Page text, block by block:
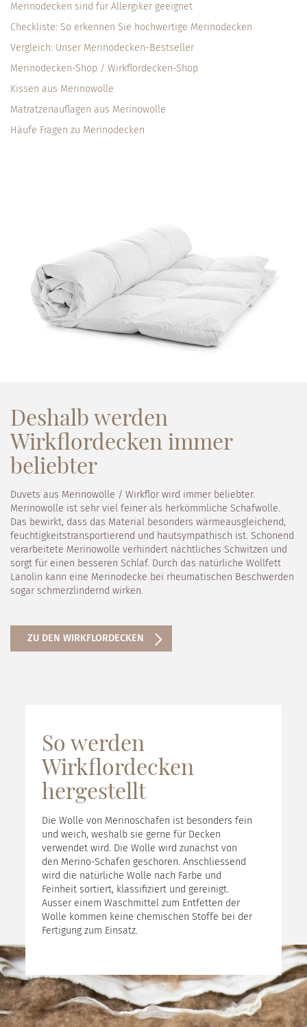
Merinodecken sind für Allergiker geeignet
Checkliste: So erkennen Sie hochwertige Merinodecken
Vergleich: Unser Merinodecken-Bestseller
Merinodecken-Shop / Wirkflordecken-Shop
Kissen aus Merinowolle
Matratzenauflagen aus Merinowolle
Häufe Fragen zu Merinodecken
Deshalb werden
Wirkflordecken immer
beliebter
Duvets aus Merinowolle / Wirkflor wird immer beliebter.
Merinowolle ist sehr viel feiner als herkömmliche Schafwolle.
Das bewirkt, dass das Material besonders wärmeausgleichend,
feuchtigkeitstransportierend und hautsympathisch ist. Schonend
verarbeitete Merinowolle verhindert nächtliches Schwitzen und
sorgt für einen besseren Schlaf. Durch das natürliche Wollfett
Lanolin kann eine Merinodecke bei rheumatischen Beschwerden
sogar schmerzlindernd wirken.
ZU DEN WIRKFLORDECKEN
So werden
Wirkflordecken
hergestellt
Die Wolle von Merinoschafen ist besonders fein
und weich, weshalb sie gerne für Decken
verwendet wird. Die Wolle wird zunächst von
den Merino-Schafen geschoren. Anschliessend
wird die natürliche Wolle nach Farbe und
Feinheit sortiert, klassifiziert und gereinigt.
Ausser einem Waschmittel zum Entfetten der
Wolle kommen keine chemischen Stoffe bei der
Fertigung zum Einsatz.